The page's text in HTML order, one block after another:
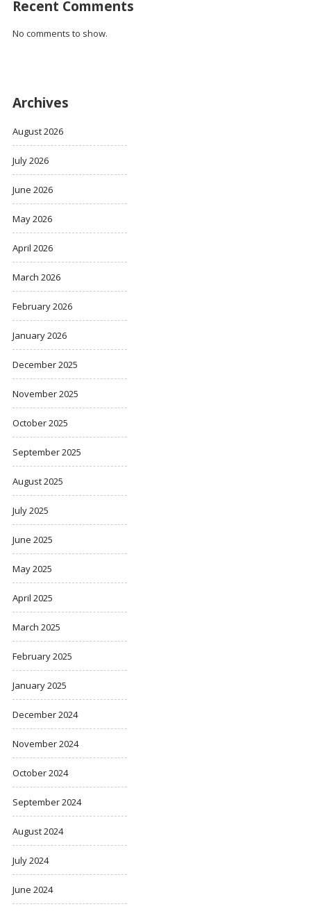
Recent Comments
No comments to show.
Archives
August 2026
July 2026
June 2026
May 2026
April 2026
March 2026
February 2026
January 2026
December 2025
November 2025
October 2025
September 2025
August 2025
July 2025
June 2025
May 2025
April 2025
March 2025
February 2025
January 2025
December 2024
November 2024
October 2024
September 2024
August 2024
July 2024
June 2024